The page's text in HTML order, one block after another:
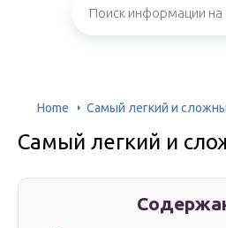
Home Самый легкий и
Самый легкий и